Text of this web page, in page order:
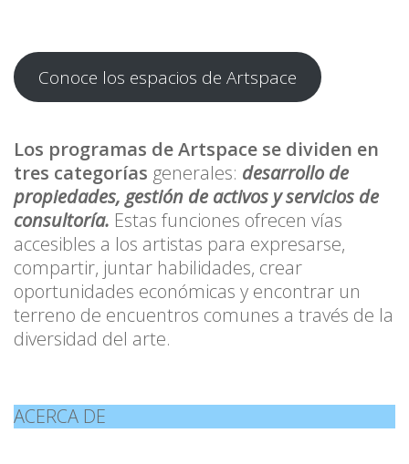
Conoce los espacios de Artspace
Los programas de Artspace se dividen en
tres categorías generales: desarrollo de
propiedades, gestión de activos y servicios de
consultoría. Estas funciones ofrecen vías
accesibles a los artistas para expresarse,
compartir, juntar habilidades, crear
oportunidades económicas y encontrar un
terreno de encuentros comunes a través de la
diversidad del arte.
ACERCA DE